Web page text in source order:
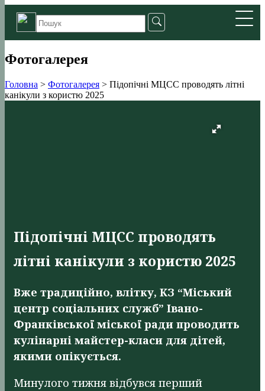
Фотогалерея
Головна > Фотогалерея > Підопічні МЦСС проводять літні
канікули з користю 2025
Підопічні МЦСС проводять
літні канікули з користю 2025
Вже традиційно, влітку, КЗ “Міський
центр соціальних служб” Івано-
Франківської міської ради проводить
кулінарні майстер-класи для дітей,
якими опікується.
Минулого тижня відбувся перший